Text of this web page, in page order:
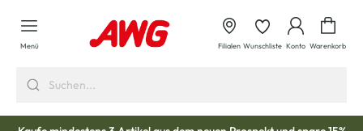
springen
Menü Filialen Wunschliste Konto Warenkorb